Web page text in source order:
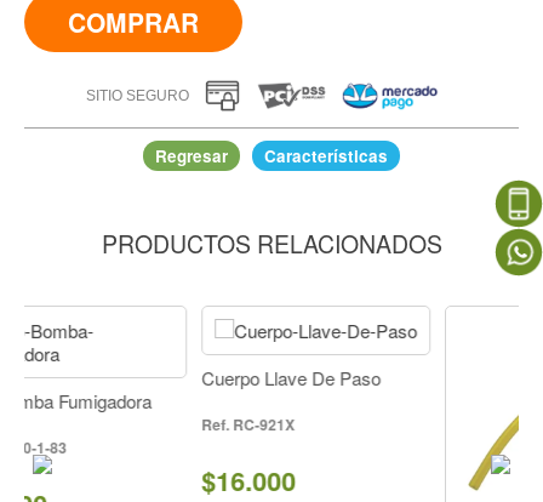
COMPRAR
SITIO SEGURO
Regresar Características
IR A COMPRAR
PRODUCTOS RELACIONADOS
Cuerpo Llave De Paso
RC-921X
$16.000